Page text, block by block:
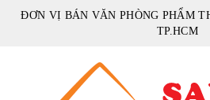
ĐƠN VỊ BÁN VĂN PHÒNG PHẨM
TP.HCM